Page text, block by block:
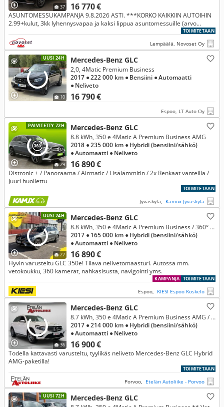
37 16 770 €
ASUNTOMESSUKAMPANJA 9.8.2026 ASTI. ***KORKO KAIKKIIN AUTOIHIN
2.99+kulut, 3kk lyhennysvapaa ja kaksi lippua asuntomessuille (arvo
TOIMITETAAN
Lempäälä, Novoset Oy
UUSI 24H
10
Mercedes-Benz GLC
16 790 €
2,0, 4Matic Premium Business
2017 ● 222 000 km ● Bensiini ● Automaatti
● Neliveto
Espoo, LT Auto Oy
PÄIVITETTY 72H
29
Mercedes-Benz GLC
16 890 €
8.8 kWh, 350 e 4Matic A Premium Business AMG
2018 ● 235 000 km ● Hybridi (bensiini/sähkö)
● Automaatti ● Neliveto
Distronic + / Panoraama / Airmatic / Lisälämmitin / 2x Renkaat vanteilla /
Juuri huollettu
TOIMITETAAN
Jyväskylä, Kamux Jyväskylä
UUSI 24H
27
Mercedes-Benz GLC
16 890 €
8.8 kWh, 350 e 4Matic A Premium Business / 360° kamera / Vetokoukku / Nahkasisusta / Navi / Juuri saapunut!
2017 ● 165 000 km ● Hybridi (bensiini/sähkö)
● Automaatti ● Neliveto
Hyvin varusteltu GLC 350e! Tilava nelivetomaasturi. Autossa mm.
vetokoukku, 360 kamerat, nahkasisusta, navigointi yms.
TOIMITETAAN
KAMPANJA
Espoo, KIESI Espoo Koskelo
36
Mercedes-Benz GLC
16 900 €
8.7 kWh, 350 e 4Matic A Premium Business AMG / Burmester / Panorama / Vetokoukku / Navi / P.kamera / 19"vanteet / Led-ajovalot
2017 ● 214 000 km ● Hybridi (bensiini/sähkö)
● Automaatti ● Neliveto
Todella kattavasti varusteltu, tyylikäs neliveto Mercedes-Benz GLC Hybrid
AMG-paketilla!
TOIMITETAAN
Porvoo, Etelän Autoliike - Porvoo
UUSI 72H Mercedes-Benz GLC